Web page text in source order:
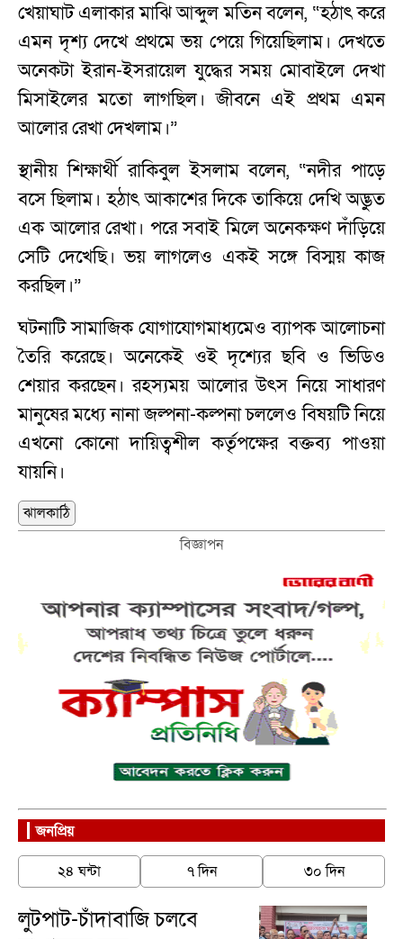
খেয়াঘাট এলাকার মাঝি আব্দুল মতিন বলেন, “হঠাৎ করে
এমন দৃশ্য দেখে প্রথমে ভয় পেয়ে গিয়েছিলাম। দেখতে
অনেকটা ইরান-ইসরায়েল যুদ্ধের সময় মোবাইলে দেখা
মিসাইলের মতো লাগছিল। জীবনে এই প্রথম এমন
আলোর রেখা দেখলাম।”
স্থানীয় শিক্ষার্থী রাকিবুল ইসলাম বলেন, “নদীর পাড়ে
বসে ছিলাম। হঠাৎ আকাশের দিকে তাকিয়ে দেখি অদ্ভুত
এক আলোর রেখা। পরে সবাই মিলে অনেকক্ষণ দাঁড়িয়ে
সেটি দেখেছি। ভয় লাগলেও একই সঙ্গে বিস্ময় কাজ
করছিল।”
ঘটনাটি সামাজিক যোগাযোগমাধ্যমেও ব্যাপক আলোচনা
তৈরি করেছে। অনেকেই ওই দৃশ্যের ছবি ও ভিডিও
শেয়ার করছেন। রহস্যময় আলোর উৎস নিয়ে সাধারণ
মানুষের মধ্যে নানা জল্পনা-কল্পনা চললেও বিষয়টি নিয়ে
এখনো কোনো দায়িত্বশীল কর্তৃপক্ষের বক্তব্য পাওয়া
যায়নি।
ঝালকাঠি
বিজ্ঞাপন
জনপ্রিয়
২৪ ঘন্টা ৭ দিন ৩০ দিন
লুটপাট-চাঁদাবাজি চলবে